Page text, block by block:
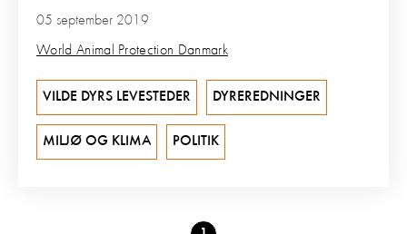
05 september 2019
World Animal Protection Danmark
VILDE DYRS LEVESTEDER DYREREDNINGER
MILJØ OG KLIMA POLITIK